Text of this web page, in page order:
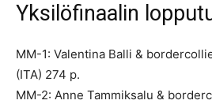
Yksilöfinaalin
MM-1: Valentina Balli &
(ITA) 274 p.
MM-2: Anne Tammiksalu &